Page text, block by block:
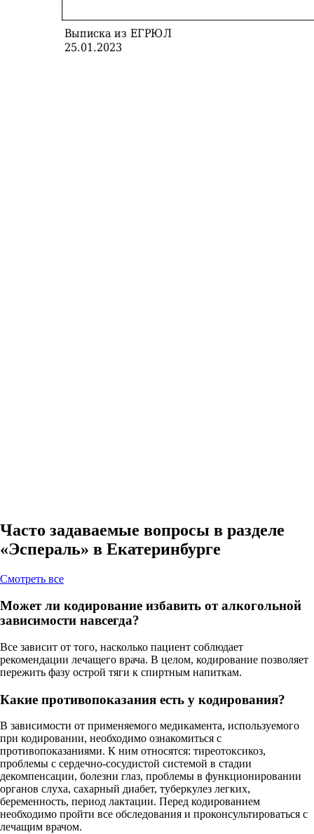
Часто задаваемые вопросы в разделе
«Эспераль» в Екатеринбурге
Cмотреть все
Может ли кодирование избавить от алкогольной
зависимости навсегда?
Все зависит от того, насколько пациент соблюдает
рекомендации лечащего врача. В целом, кодирование позволяет
пережить фазу острой тяги к спиртным напиткам.
Какие противопоказания есть у кодирования?
В зависимости от применяемого медикамента, используемого
при кодировании, необходимо ознакомиться с
противопоказаниями. К ним относятся: тиреотоксикоз,
проблемы с сердечно-сосудистой системой в стадии
декомпенсации, болезни глаз, проблемы в функционировании
органов слуха, сахарный диабет, туберкулез легких,
беременность, период лактации. Перед кодированием
необходимо пройти все обследования и проконсультироваться с
лечащим врачом.